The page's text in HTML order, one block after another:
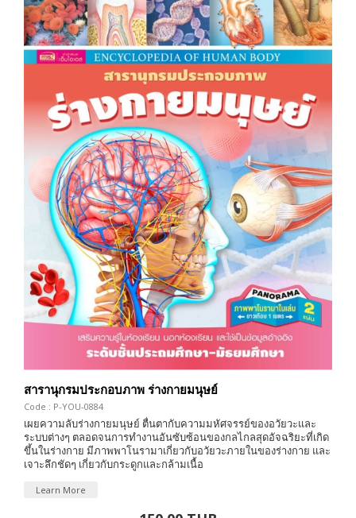
สารานุกรมประกอบภาพ ร่างกายมนุษย์
Code : P-YOU-0884
เผยความลับร่างกายมนุษย์ ตื่นตากับความมหัศจรรย์ของอวัยวะและ
ระบบต่างๆ ตลอดจนการทำงานอันซับซ้อนของกลไกลสุดอัจฉริยะที่เกิด
ขึ้นในร่างกาย มีภาพพาโนรามาเกี่ยวกับอวัยวะภายในของร่างกาย และ
เจาะลึกชัดๆ เกี่ยวกับกระดูกและกล้ามเนื้อ
Learn More